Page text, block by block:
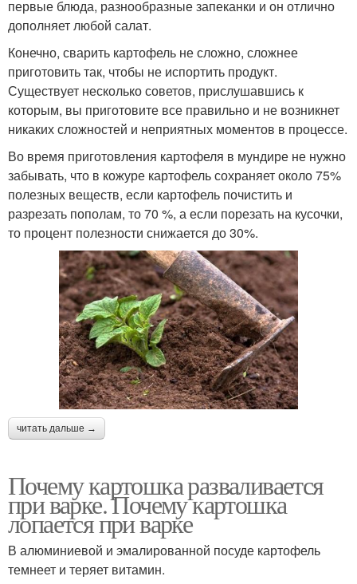
первые блюда, разнообразные запеканки и он отлично
дополняет любой салат.
Конечно, сварить картофель не сложно, сложнее
приготовить так, чтобы не испортить продукт.
Существует несколько советов, прислушавшись к
которым, вы приготовите все правильно и не возникнет
никаких сложностей и неприятных моментов в процессе.
Во время приготовления картофеля в мундире не нужно
забывать, что в кожуре картофель сохраняет около 75%
полезных веществ, если картофель почистить и
разрезать пополам, то 70 %, а если порезать на кусочки,
то процент полезности снижается до 30%.
читать дальше →
Почему картошка разваливается
при варке. Почему картошка
лопается при варке
В алюминиевой и эмалированной посуде картофель
темнеет и теряет витамин.